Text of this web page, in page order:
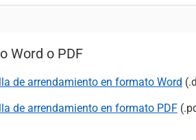
Word o PDF
de arrendamiento en formato Word
de arrendamiento en formato PDF